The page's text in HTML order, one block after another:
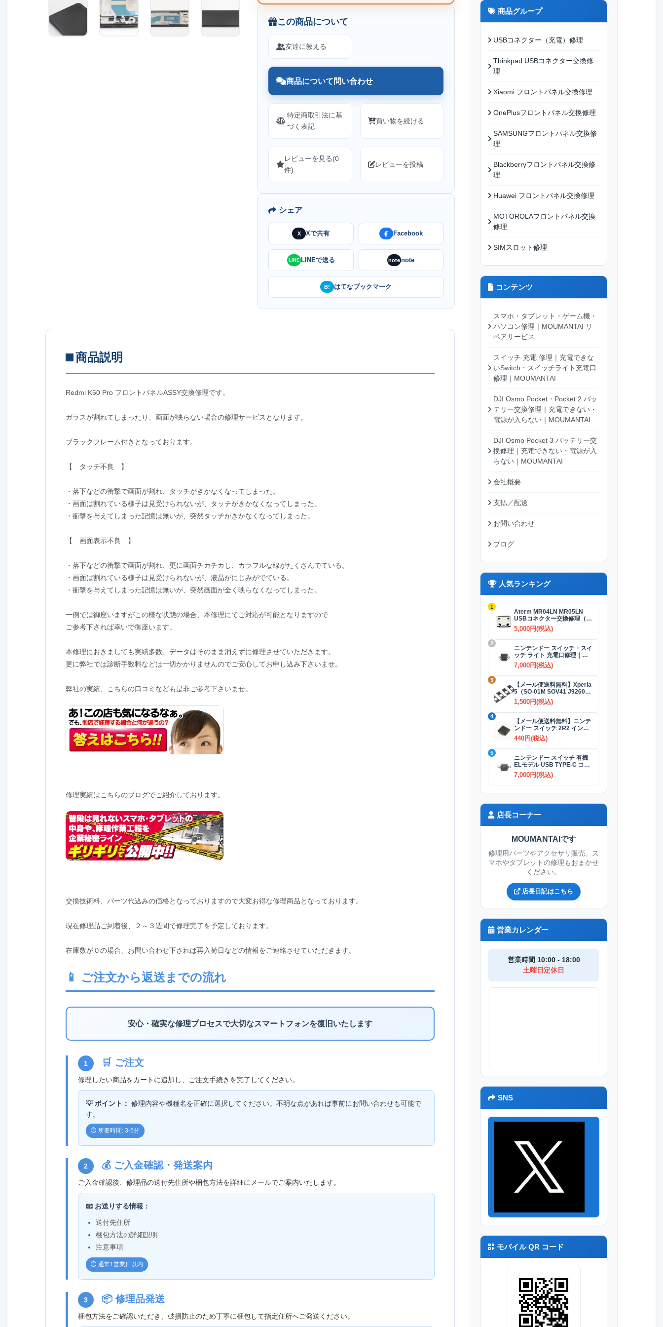
この商品について
友達に教える
商品について問い合わせ
特定商取引法に基
づく表記
買い物を続ける
レビューを見る(0
件)
レビューを投稿
シェア
X Xで共有 Facebook
LINE LINEで送る notenote
B! はてなブックマーク
商品説明
Redmi K50 Pro フロントパネルASSY交換修理です。
ガラスが割れてしまったり、画面が映らない場合の修理サービスとなります。
ブラックフレーム付きとなっております。
【 タッチ不良 】
・落下などの衝撃で画面が割れ、タッチがきかなくなってしまった。
・画面は割れている様子は見受けられないが、タッチがきかなくなってしまった。
・衝撃を与えてしまった記憶は無いが、突然タッチがきかなくなってしまった。
【 画面表示不良 】
・落下などの衝撃で画面が割れ、更に画面チカチカし、カラフルな線がたくさんでている。
・画面は割れている様子は見受けられないが、液晶がにじみがでている。
・衝撃を与えてしまった記憶は無いが、突然画面が全く映らなくなってしまった。
一例では御座いますがこの様な状態の場合、本修理にてご対応が可能となりますので
ご参考下されば幸いで御座います。
本修理におきましても実績多数、データはそのまま消えずに修理させていただきます。
更に弊社では診断手数料などは一切かかりませんのでご安心してお申し込み下さいませ。
弊社の実績、こちらの口コミなども是非ご参考下さいませ。
修理実績はこちらのブログでご紹介しております。
交換技術料、パーツ代込みの価格となっておりますので大変お得な修理商品となっております。
現在修理品ご到着後、２～３週間で修理完了を予定しております。
在庫数が０の場合、お問い合わせ下されば再入荷日などの情報をご連絡させていただきます。
📱 ご注文から返送までの流れ
安心・確実な修理プロセスで大切なスマートフォンを復旧いたします
1 🛒 ご注文
修理したい商品をカートに追加し、ご注文手続きを完了してください。
💡 ポイント： 修理内容や機種名を正確に選択してください。不明な点があれば事前にお問い合わせも可能で
す。
⏱️ 所要時間: 3-5分
2 💰 ご入金確認・発送案内
ご入金確認後、修理品の送付先住所や梱包方法を詳細にメールでご案内いたします。
📧 お送りする情報：
送付先住所
梱包方法の詳細説明
注意事項
⏱️ 通常1営業日以内
3 📦 修理品発送
梱包方法をご確認いただき、破損防止のため丁寧に梱包して指定住所へご発送ください。
商品グループ
USBコネクター（充電）修理
Thinkpad USBコネクター交換修
理
Xiaomi フロントパネル交換修理
OnePlusフロントパネル交換修理
SAMSUNGフロントパネル交換修
理
Blackberryフロントパネル交換修
理
Huawei フロントパネル交換修理
MOTOROLAフロントパネル交換
修理
SIMスロット修理
コンテンツ
スマホ・タブレット・ゲーム機・
パソコン修理｜MOUMANTAI リ
ペアサービス
スイッチ 充電 修理｜充電できな
いSwitch・スイッチライト充電口
修理｜MOUMANTAI
DJI Osmo Pocket・Pocket 2 バッ
テリー交換修理｜充電できない・
電源が入らない｜MOUMANTAI
DJI Osmo Pocket 3 バッテリー交
換修理｜充電できない・電源が入
らない｜MOUMANTAI
会社概要
支払／配送
お問い合わせ
ブログ
人気ランキング
1
Aterm MR04LN MR05LN
USBコネクター交換修理（充
電）
5,000円(税込)
2
ニンテンドー スイッチ・スイ
ッチ ライト 充電口修理｜
USB-Cコネクター 交換修理
7,000円(税込)
3
【メール便送料無料】Xperia
5（SO-01M SOV41 J9260）
SIMカードトレイ 全4色
1,500円(税込)
4
【メール便送料無料】ニンテ
ンドー スイッチ 2R2 インダ
クタ(コイル)
440円(税込)
5
ニンテンドー スイッチ 有機
ELモデル USB TYPE-C コネ
クター交換修理
7,000円(税込)
店長コーナー
MOUMANTAIです
修理用パーツやアクセサリ販売。ス
マホやタブレットの修理もおまかせ
ください。
店長日記はこちら
営業カレンダー
営業時間 10:00 - 18:00
土曜日定休日
SNS
モバイル QR コード